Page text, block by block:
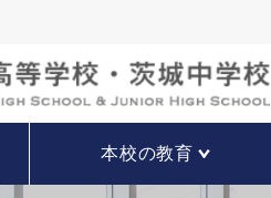
本校の教育